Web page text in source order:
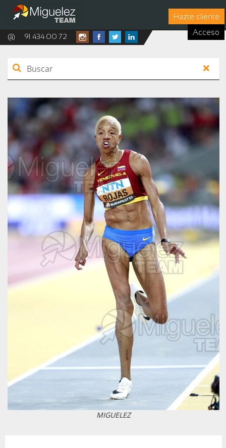
Hazte cliente
Acceso
@ 91 434 00 72
MIGUELEZ